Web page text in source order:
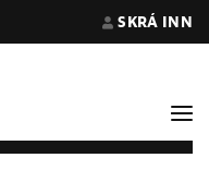
SKRÁ INN